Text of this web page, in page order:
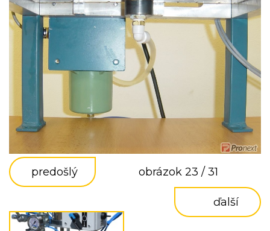
predošlý obrázok 23 / 31
ďalší